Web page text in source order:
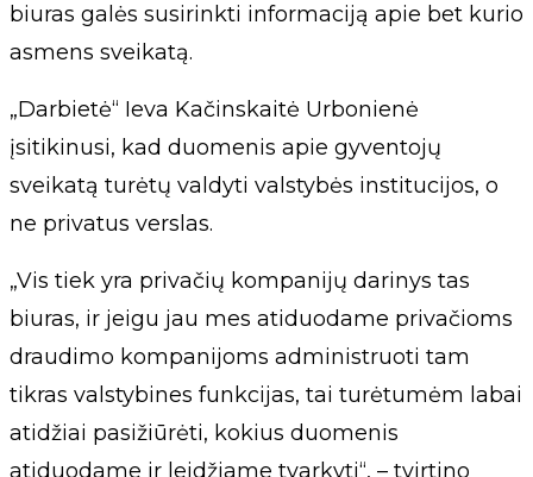
biuras galės susirinkti informaciją apie bet kurio
asmens sveikatą.
„Darbietė“ Ieva Kačinskaitė Urbonienė
įsitikinusi, kad duomenis apie gyventojų
sveikatą turėtų valdyti valstybės institucijos, o
ne privatus verslas.
„Vis tiek yra privačių kompanijų darinys tas
biuras, ir jeigu jau mes atiduodame privačioms
draudimo kompanijoms administruoti tam
tikras valstybines funkcijas, tai turėtumėm labai
atidžiai pasižiūrėti, kokius duomenis
atiduodame ir leidžiame tvarkyti“, – tvirtino